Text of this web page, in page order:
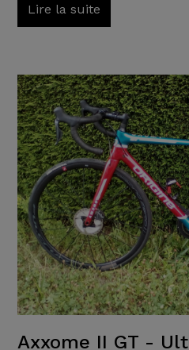
Lire la suite
Axxome II GT -